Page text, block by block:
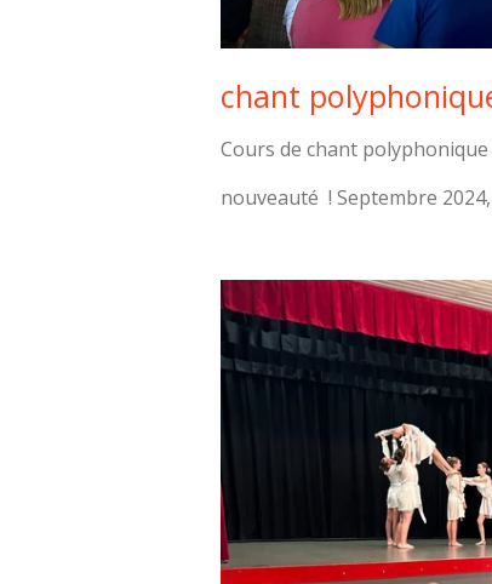
chant
Cours de chant polyphonique
nouveauté ! Septembre